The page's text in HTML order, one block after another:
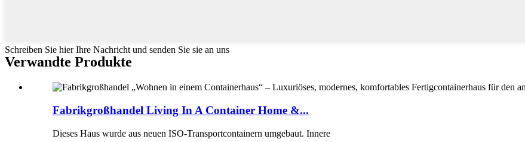
Schreiben Sie hier Ihre Nachricht und senden Sie sie an uns
Verwandte Produkte
Fabrikgroßhandel Living In A Container Home &...
Dieses Haus wurde aus neuen ISO-Transportcontainern umgebaut. Innere